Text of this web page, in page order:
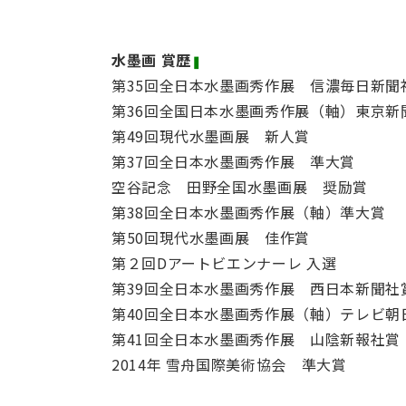
水墨画 賞歴 ❚
第35回全日本水墨画秀作展 信濃毎日新聞
第36回全国日本水墨画秀作展（軸）東京新
第49回現代水墨画展 新人賞
第37回全日本水墨画秀作展 準大賞
空谷記念 田野全国水墨画展 奨励賞
第38回全日本水墨画秀作展（軸）準大賞
第50回現代水墨画展 佳作賞
第２回Dアートビエンナーレ 入選
第39回全日本水墨画秀作展 西日本新聞社
第40回全日本水墨画秀作展（軸）テレビ朝
第41回全日本水墨画秀作展 山陰新報社賞
2014年 雪舟国際美術協会 準大賞